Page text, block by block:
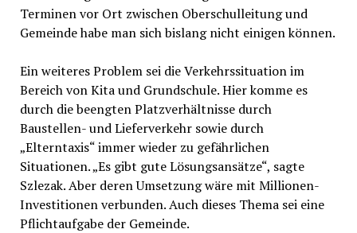
Terminen vor Ort zwischen Oberschulleitung und
Gemeinde habe man sich bislang nicht einigen können.
Ein weiteres Problem sei die Verkehrssituation im
Bereich von Kita und Grundschule. Hier komme es
durch die beengten Platzverhältnisse durch
Baustellen- und Lieferverkehr sowie durch
„Elterntaxis“ immer wieder zu gefährlichen
Situationen. „Es gibt gute Lösungsansätze“, sagte
Szlezak. Aber deren Umsetzung wäre mit Millionen-
Investitionen verbunden. Auch dieses Thema sei eine
Pflichtaufgabe der Gemeinde.